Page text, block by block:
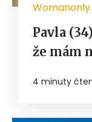
Pavla
že mám
4 minuty